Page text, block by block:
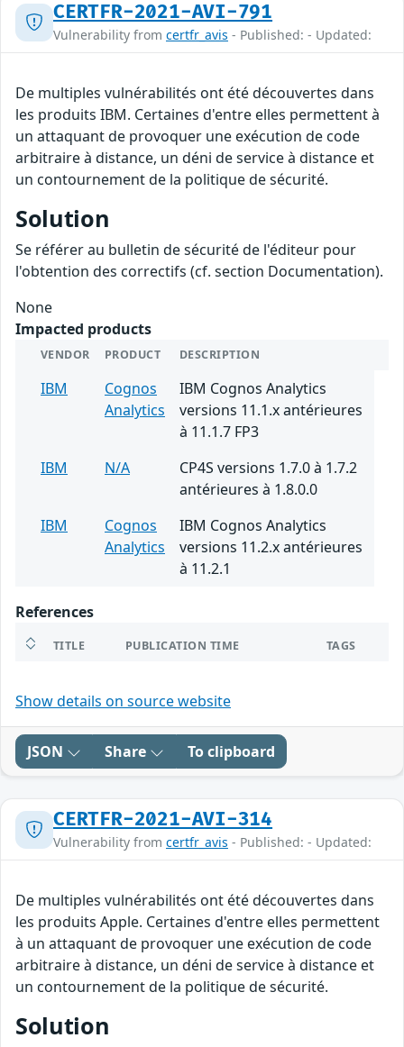
CERTFR-2021-AVI-791
Vulnerability from certfr_avis - Published: - Updated:
De multiples vulnérabilités ont été découvertes dans
les produits IBM. Certaines d'entre elles permettent à
un attaquant de provoquer une exécution de code
arbitraire à distance, un déni de service à distance et
un contournement de la politique de sécurité.
Solution
Se référer au bulletin de sécurité de l'éditeur pour
l'obtention des correctifs (cf. section Documentation).
None
Impacted products
VENDOR PRODUCT DESCRIPTION
IBM
Cognos
Analytics
IBM Cognos Analytics
versions 11.1.x antérieures
à 11.1.7 FP3
IBM
N/A
CP4S versions 1.7.0 à 1.7.2
antérieures à 1.8.0.0
IBM
Cognos
Analytics
IBM Cognos Analytics
versions 11.2.x antérieures
à 11.2.1
References
TITLE PUBLICATION TIME TAGS
Show details on source website
JSON Share To clipboard
CERTFR-2021-AVI-314
Vulnerability from certfr_avis - Published: - Updated:
De multiples vulnérabilités ont été découvertes dans
les produits Apple. Certaines d'entre elles permettent
à un attaquant de provoquer une exécution de code
arbitraire à distance, un déni de service à distance et
un contournement de la politique de sécurité.
Solution